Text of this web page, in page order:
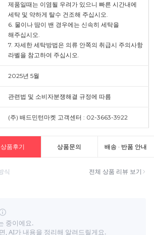
제품일때는 이염될 우려가 있으니 빠른 시간내에
세탁 및 약하게 탈수 건조해 주십시오.
6. 물이나 땀이 밴 경우에는 신속히 세탁을
해주십시오.
7. 자세한 세탁방법은 의류 안쪽의 취급시 주의사항
라벨을 참고하여 주십시오.
2025년 5월
관련법 및 소비자분쟁해결 규정에 따름
(주) 배드민턴마켓 고객센터 : 02-3663-3922
상품후기 상품문의 배송 · 반품 안내